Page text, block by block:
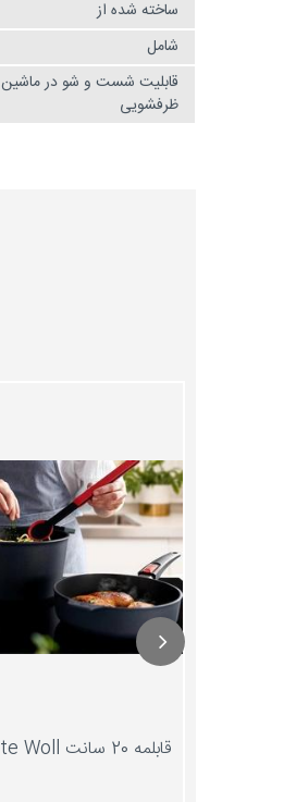
ساخته شده از
شامل
قابلیت شست و شو در ماشین
ظرفشویی
قابلمه 20 سانت Diamond Lite Woll